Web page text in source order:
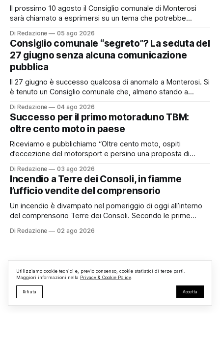
Il prossimo 10 agosto il Consiglio comunale di Monterosi
sarà chiamato a esprimersi su un tema che potrebbe
possibile adesione del Comune alla cosiddetta
“rottamazione quinquies” dei carichi affidati all’Agente della
Riscossione. Prima, però, c’è un tema politico che merita
Di Redazione 05 ago 2026
Consiglio comunale “segreto”? La seduta del
27 giugno senza alcuna comunicazione
pubblica
Il 27 giugno è successo qualcosa di anomalo a Monterosi. Si
è tenuto un Consiglio comunale che, almeno stando a
pubblicamente comunicato ai cittadini attraverso l’Albo
Pretorio. Un’anomalia che merita spiegazioni. Il Consiglio
comunale è, per sua natura, un’assemblea
Di Redazione 04 ago 2026
Successo per il primo motoraduno TBM:
oltre cento moto in paese
Riceviamo e pubblichiamo “Oltre cento moto, ospiti
d’eccezione del motorsport e persino una proposta di
organizzato da TBM a Monterosi, un evento che ha
superato le aspettative degli organizzatori richiamando
appassionati delle due ruote da tutto il Lazio e dalle regioni
limitrofe. Per
Di Redazione 03 ago 2026
Incendio a Terre dei Consoli, in fiamme
l’ufficio vendite del comprensorio
Un incendio è divampato nel pomeriggio di oggi all’interno
del comprensorio Terre dei Consoli. Secondo le prime
struttura adibita a ufficio vendite. Sul posto sono intervenuti
Di Redazione 02 ago 2026
Utilizziamo cookie tecnici e, previo consenso, cookie statistici di terze parti.
Maggiori informazioni nella Privacy & Cookie Policy
Rifiuta Accetta